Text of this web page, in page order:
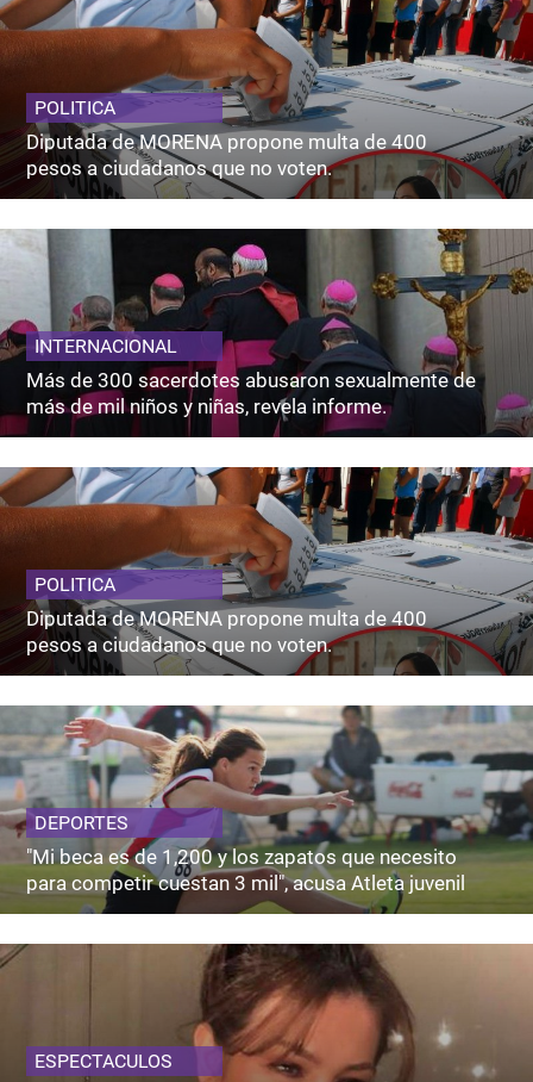
POLITICA
Diputada de MORENA propone multa de 400
pesos a ciudadanos que no voten.
INTERNACIONAL
Más de 300 sacerdotes abusaron sexualmente de
más de mil niños y niñas, revela informe.
POLITICA
Diputada de MORENA propone multa de 400
pesos a ciudadanos que no voten.
DEPORTES
"Mi beca es de 1,200 y los zapatos que necesito
para competir cuestan 3 mil", acusa Atleta juvenil
ESPECTACULOS